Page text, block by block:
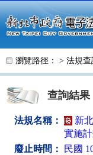
跳至主要內容
瀏覽路徑： > 法規查
查詢結果
法規名稱：
新
實施
廢止時間：
民國